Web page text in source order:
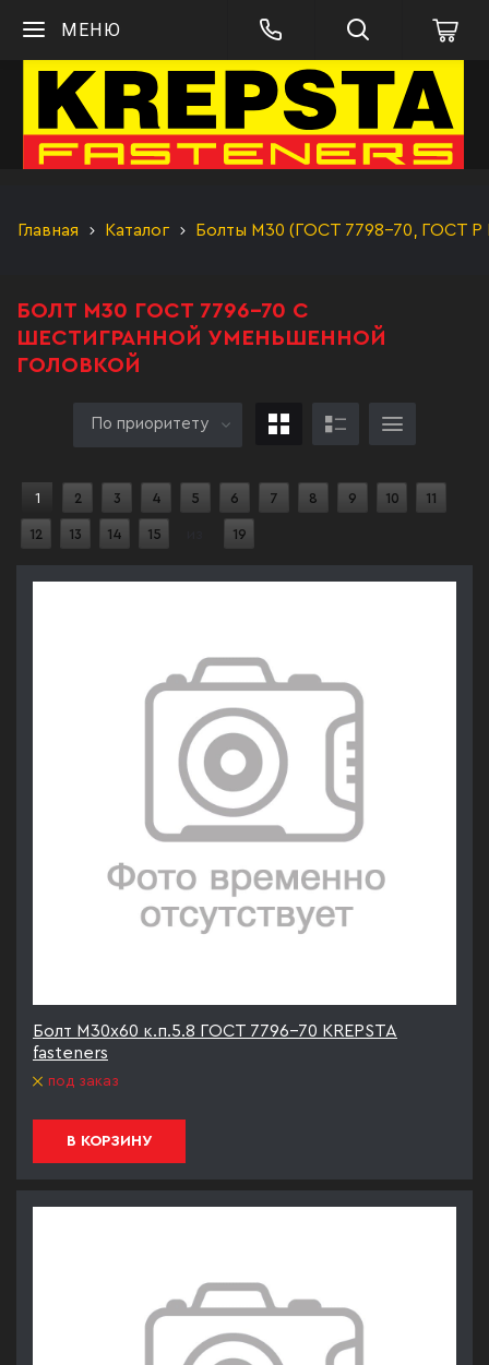
МЕНЮ
Главная Каталог Болты М30 (ГОСТ 7798-70, ГОСТ
БОЛТ М30 ГОСТ 7796-70 С
ШЕСТИГРАННОЙ УМЕНЬШЕННОЙ
ГОЛОВКОЙ
По приоритету
1 2 3 4 5 6 7 8 9 10 11
12 13 14 15 19
Болт М30х60 к.п.5.8 ГОСТ 7796-70 KREPSTA
fasteners
под заказ
В КОРЗИНУ